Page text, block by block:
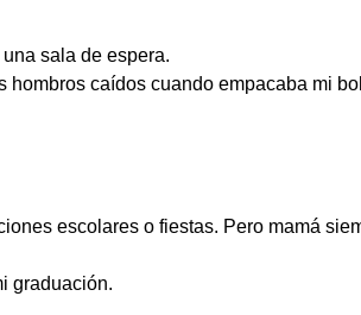
sala de espera.
caídos cuando empacaba mi
escolares o fiestas. Pero mamá
graduación.